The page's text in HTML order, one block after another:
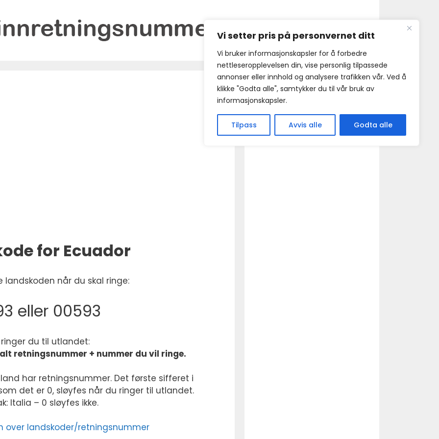
Vi setter pris på personvernet ditt
Vi bruker informasjonskapsler for å forbedre
nettleseropplevelsen din, vise personlig tilpassede
annonser eller innhold og analysere trafikken vår. Ved å
klikke "Godta alle", samtykker du til vår bruk av
informasjonskapsler.
Tilpass Avvis alle Godta alle
for Ecuador
landskoden når du skal ringe:
eller 00593
ringer du til utlandet:
retningsnummer + nummer du vil ringe.
har retningsnummer. Det første sifferet i
det er 0, sløyfes når du ringer til utlandet.
Italia – 0 sløyfes ikke.
over landskoder/retningsnummer